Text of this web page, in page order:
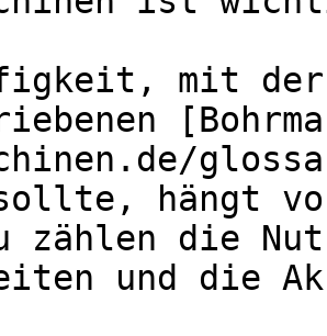
mit
hängt
zählen die
und die